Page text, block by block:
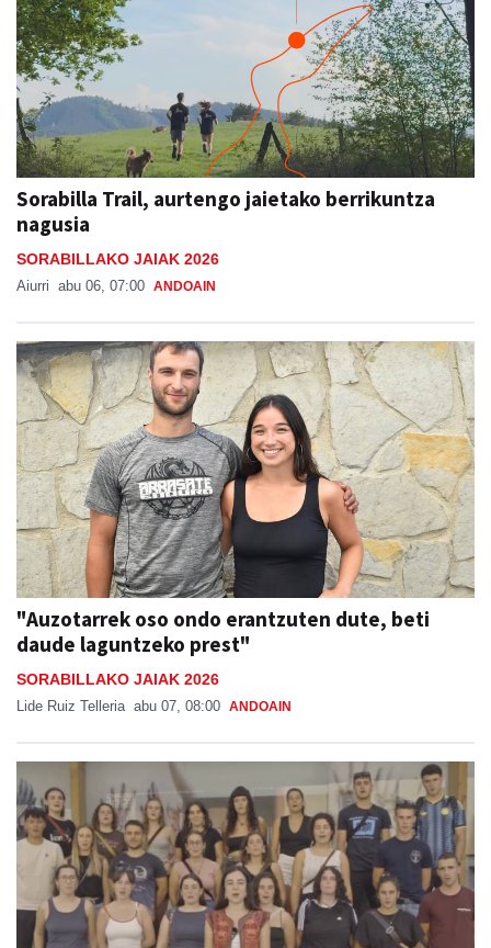
Sorabilla Trail, aurtengo jaietako berrikuntza
nagusia
SORABILLAKO JAIAK 2026
Aiurri abu 06, 07:00 ANDOAIN
"Auzotarrek oso ondo erantzuten dute, beti
daude laguntzeko prest"
SORABILLAKO JAIAK 2026
Lide Ruiz Telleria abu 07, 08:00 ANDOAIN